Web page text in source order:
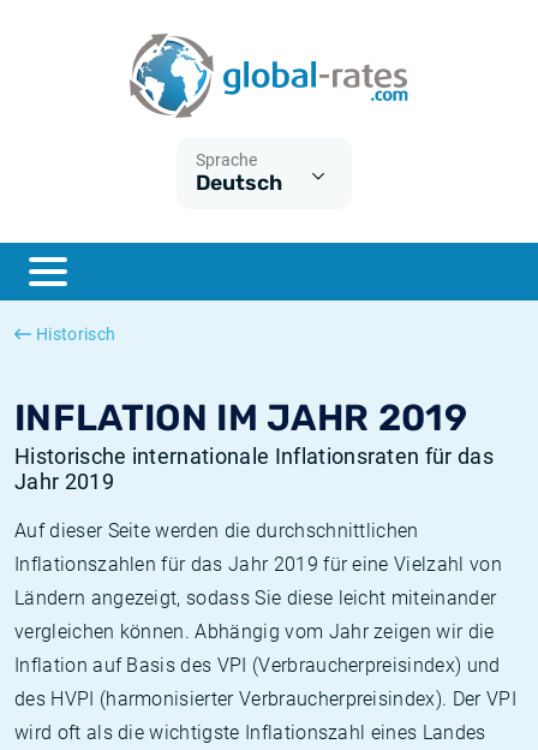
Sprache
Deutsch
Historisch
INFLATION IM JAHR 2019
Historische internationale Inflationsraten für das
Jahr 2019
Auf dieser Seite werden die durchschnittlichen
Inflationszahlen für das Jahr 2019 für eine Vielzahl von
Ländern angezeigt, sodass Sie diese leicht miteinander
vergleichen können. Abhängig vom Jahr zeigen wir die
Inflation auf Basis des VPI (Verbraucherpreisindex) und
des HVPI (harmonisierter Verbraucherpreisindex). Der VPI
wird oft als die wichtigste Inflationszahl eines Landes
ESTER
SONIA
Was ist die VPI-Inflation?
Was ist die HVPI-Inflation?
Deutsche inflation
Europäische inflation
Historische Euribor-Sätze
Historische ESTER-Sätze
Historische SOFR-Sätze
Historische SONIA-Sätze
Inflationsrechner